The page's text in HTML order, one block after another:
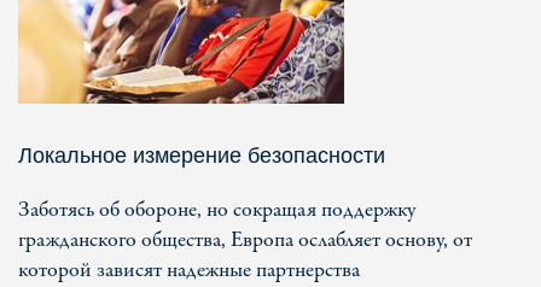
Локальное измерение безопасности
Заботясь об обороне, но сокращая поддержку
гражданского общества, Европа ослабляет основу, от
которой зависят надежные партнерства